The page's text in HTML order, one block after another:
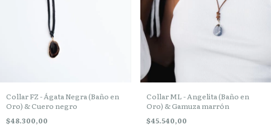
Collar FZ - Ágata Negra (Baño en
Oro) & Cuero negro
$48.300,00
Collar ML - Angelita (Baño en
Oro) & Gamuza marrón
$45.540,00